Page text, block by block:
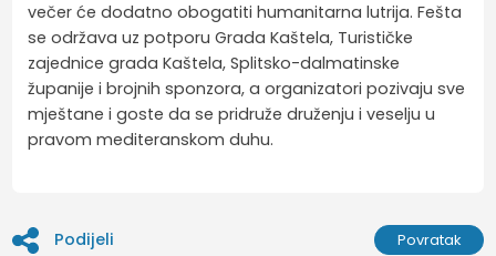
večer će dodatno obogatiti humanitarna lutrija. Fešta
se održava uz potporu Grada Kaštela, Turističke
zajednice grada Kaštela, Splitsko-dalmatinske
županije i brojnih sponzora, a organizatori pozivaju sve
mještane i goste da se pridruže druženju i veselju u
pravom mediteranskom duhu.
Podijeli Povratak